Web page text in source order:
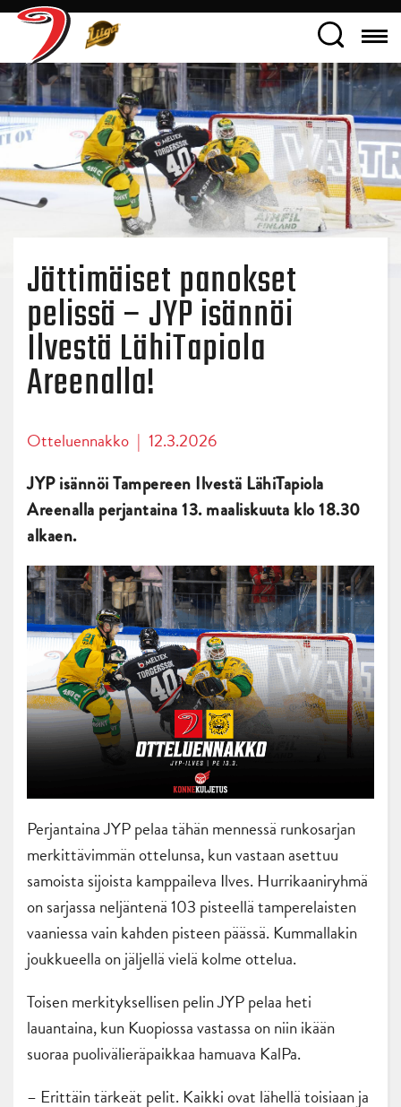
Jättimäiset panokset
pelissä – JYP isännöi
Ilvestä LähiTapiola
Areenalla!
Otteluennakko | 12.3.2026
JYP isännöi Tampereen Ilvestä LähiTapiola
Areenalla perjantaina 13.maaliskuuta klo 18.30
alkaen.
Perjantaina JYP pelaa tähän mennessä runkosarjan
merkittävimmän ottelunsa, kun vastaan asettuu
samoista sijoista kamppaileva Ilves. Hurrikaaniryhmä
on sarjassa neljäntenä 103 pisteellä tamperelaisten
vaaniessa vain kahden pisteen päässä. Kummallakin
joukkueella on jäljellä vielä kolme ottelua.
Toisen merkityksellisen pelin JYP pelaa heti
lauantaina, kun Kuopiossa vastassa on niin ikään
suoraa puolivälieräpaikkaa hamuava KalPa.
– Erittäin tärkeät pelit. Kaikki ovat lähellä toisiaan ja